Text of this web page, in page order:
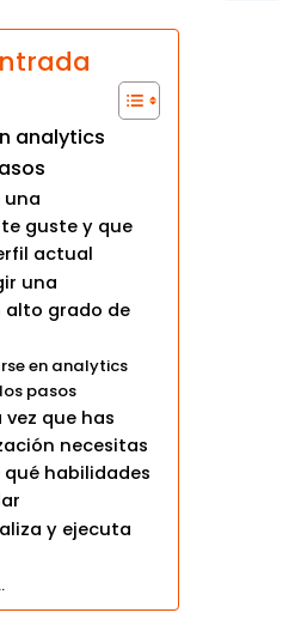
analytics
una
guste y que
actual
una
alto grado de
en analytics
pasos
vez que has
necesitas
habilidades
y ejecuta